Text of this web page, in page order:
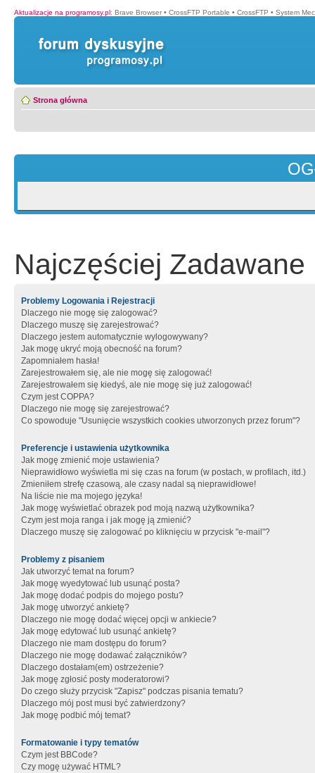
Aktualizacje na programosy.pl: Brave Browser • CrossFTP Portable • CrossFTP • System
Strona główna
Najczęściej Zadawane
Problemy Logowania i Rejestracji
Dlaczego nie mogę się zalogować?
Dlaczego muszę się zarejestrować?
Dlaczego jestem automatycznie wylogowywany?
Jak mogę ukryć moją obecność na forum?
Zapomniałem hasła!
Zarejestrowałem się, ale nie mogę się zalogować!
Zarejestrowałem się kiedyś, ale nie mogę się już zalogować!
Czym jest COPPA?
Dlaczego nie mogę się zarejestrować?
Co spowoduje "Usunięcie wszystkich cookies utworzonych przez forum"?
Preferencje i ustawienia użytkownika
Jak mogę zmienić moje ustawienia?
Nieprawidłowo wyświetla mi się czas na forum (w postach, w profilach, itd.)
Zmieniłem strefę czasową, ale czasy nadal są nieprawidłowe!
Na liście nie ma mojego języka!
Jak mogę wyświetlać obrazek pod moją nazwą użytkownika?
Czym jest moja ranga i jak mogę ją zmienić?
Dlaczego muszę się zalogować po kliknięciu w przycisk "e-mail"?
Problemy z pisaniem
Jak utworzyć temat na forum?
Jak mogę wyedytować lub usunąć posta?
Jak mogę dodać podpis do mojego postu?
Jak mogę utworzyć ankietę?
Dlaczego nie mogę dodać więcej opcji w ankiecie?
Jak mogę edytować lub usunąć ankietę?
Dlaczego nie mam dostępu do forum?
Dlaczego nie mogę dodawać załączników?
Dlaczego dostałam(em) ostrzeżenie?
Jak mogę zgłosić posty moderatorowi?
Do czego służy przycisk "Zapisz" podczas pisania tematu?
Dlaczego mój post musi być zatwierdzony?
Jak mogę podbić mój temat?
Formatowanie i typy tematów
Czym jest BBCode?
Czy mogę używać HTML?